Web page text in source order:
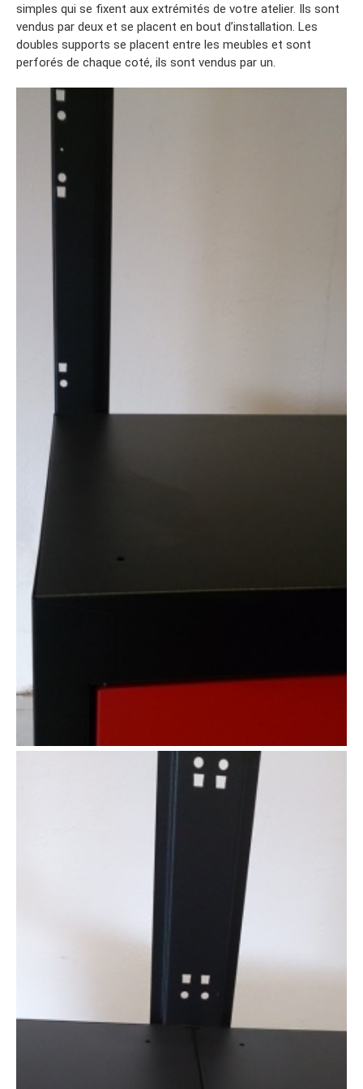
simples qui se fixent aux extrémités de votre atelier. Ils sont
vendus par deux et se placent en bout d’installation. Les
doubles supports se placent entre les meubles et sont
perforés de chaque coté, ils sont vendus par un.